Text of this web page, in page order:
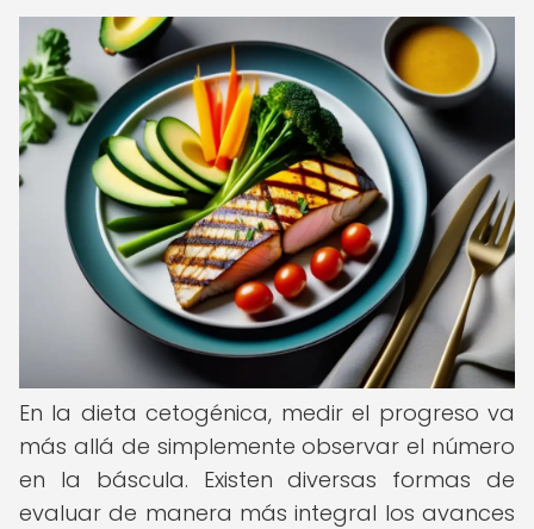
En la dieta cetogénica, medir el progreso va
más allá de simplemente observar el número
en la báscula. Existen diversas formas de
evaluar de manera más integral los avances